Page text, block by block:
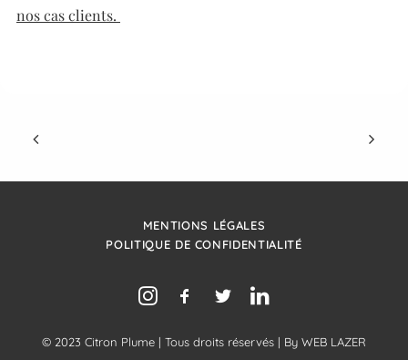
nos cas clients.
MENTIONS LÉGALES
POLITIQUE DE CONFIDENTIALITÉ
© 2023 Citron Plume | Tous droits réservés | By WEB LAZER